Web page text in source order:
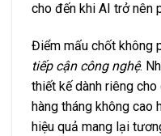
cho đến khi AI trở nên
Điểm mấu chốt không
tiếp cận công nghệ.
thiết kế dành riêng
hàng tháng không
hiệu quả mang lại